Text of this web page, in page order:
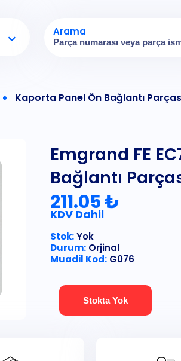
Arama
Kaporta Panel Ön Bağlantı
Emgrand FE
Bağlantı
211.05 ₺
KDV Dahil
Stok:Yok
Durum: Orjinal
Muadil Kod: G076
Stokta Yok